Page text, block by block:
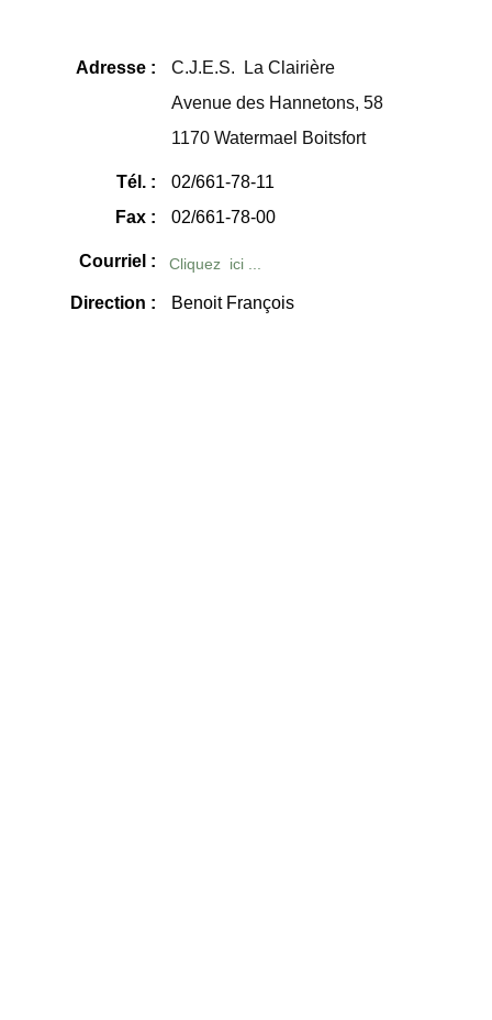
Adresse :
Avenue des Hannetons, 58
1170 Watermael Boitsfort
C.J.E.S. La Clairière
Tél. :
Fax :
02/661-78-11
Courriel : Cliquez ici ...
Direction : Benoit François
02/661-78-00